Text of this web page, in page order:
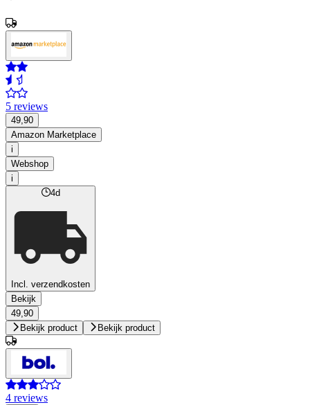
5 reviews
49,90
Amazon Marketplace
i
Webshop
i
4d
Incl. verzendkosten
Bekijk
49,90
Bekijk product
Bekijk product
4 reviews